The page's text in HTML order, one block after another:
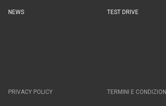
NEWS TEST DRIVE
PRIVACY POLICY TERMINI E CONDIZIONI